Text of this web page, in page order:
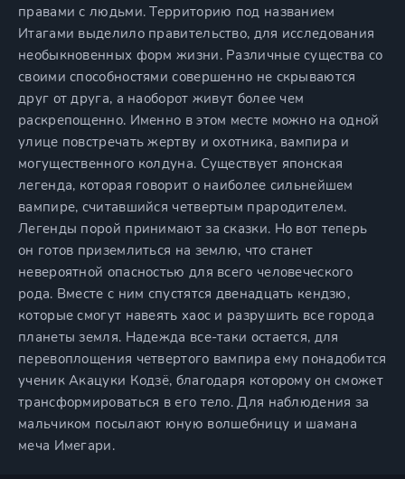
правами с людьми. Территорию под названием
Итагами выделило правительство, для исследования
необыкновенных форм жизни. Различные существа со
своими способностями совершенно не скрываются
друг от друга, а наоборот живут более чем
раскрепощенно. Именно в этом месте можно на одной
улице повстречать жертву и охотника, вампира и
могущественного колдуна. Существует японская
легенда, которая говорит о наиболее сильнейшем
вампире, считавшийся четвертым прародителем.
Легенды порой принимают за сказки. Но вот теперь
он готов приземлиться на землю, что станет
невероятной опасностью для всего человеческого
рода. Вместе с ним спустятся двенадцать кендзю,
которые смогут навеять хаос и разрушить все города
планеты земля. Надежда все-таки остается, для
перевоплощения четвертого вампира ему понадобится
ученик Акацуки Кодзё, благодаря которому он сможет
трансформироваться в его тело. Для наблюдения за
мальчиком посылают юную волшебницу и шамана
меча Имегари.